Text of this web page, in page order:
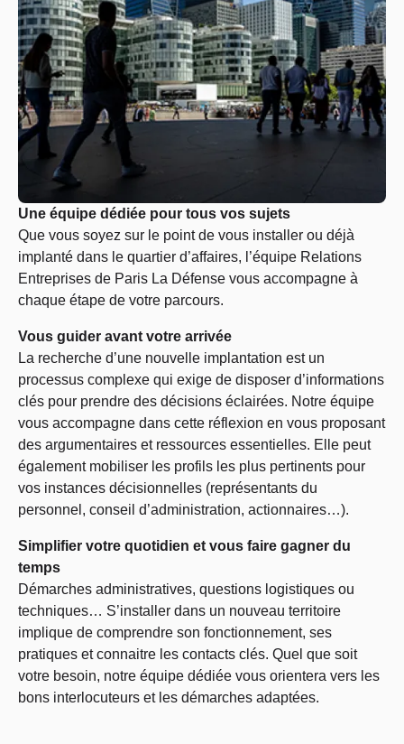
Une équipe dédiée pour tous vos sujets
Que vous soyez sur le point de vous installer ou déjà
implanté dans le quartier d’affaires, l’équipe Relations
Entreprises de Paris La Défense vous accompagne à
chaque étape de votre parcours.
Vous guider avant votre arrivée
La recherche d’une nouvelle implantation est un
processus complexe qui exige de disposer d’informations
clés pour prendre des décisions éclairées. Notre équipe
vous accompagne dans cette réflexion en vous proposant
des argumentaires et ressources essentielles. Elle peut
également mobiliser les profils les plus pertinents pour
vos instances décisionnelles (représentants du
personnel, conseil d’administration, actionnaires…).
Simplifier votre quotidien et vous faire gagner du
temps
Démarches administratives, questions logistiques ou
techniques… S’installer dans un nouveau territoire
implique de comprendre son fonctionnement, ses
pratiques et connaitre les contacts clés. Quel que soit
votre besoin, notre équipe dédiée vous orientera vers les
bons interlocuteurs et les démarches adaptées.